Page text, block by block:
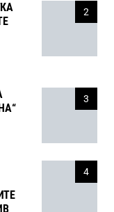
2
3
4